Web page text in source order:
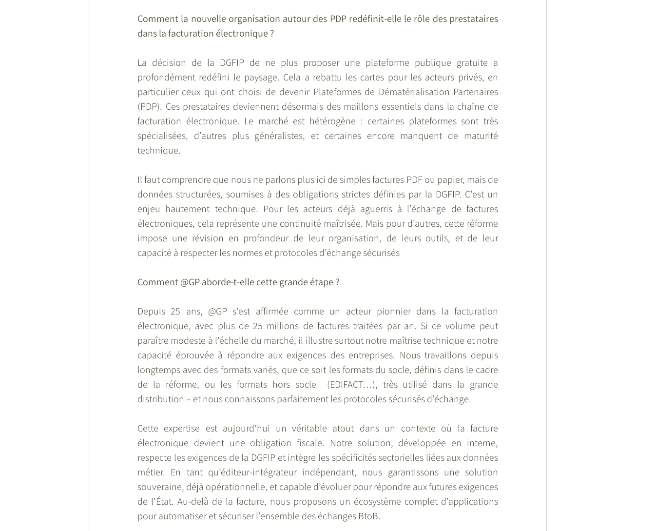
Comment la nouvelle organisation autour des PDP redéfinit-elle le rôle des prestataires
dans la facturation électronique ?
La décision de la DGFIP de ne plus proposer une plateforme publique gratuite a
profondément redéfini le paysage. Cela a rebattu les cartes pour les acteurs privés, en
particulier ceux qui ont choisi de devenir Plateformes de Dématérialisation Partenaires
(PDP). Ces prestataires deviennent désormais des maillons essentiels dans la chaîne de
facturation électronique. Le marché est hétérogène : certaines plateformes sont très
spécialisées, d’autres plus généralistes, et certaines encore manquent de maturité
technique.
Il faut comprendre que nous ne parlons plus ici de simples factures PDF ou papier, mais de
données structurées, soumises à des obligations strictes définies par la DGFIP. C’est un
enjeu hautement technique. Pour les acteurs déjà aguerris à l’échange de factures
électroniques, cela représente une continuité maîtrisée. Mais pour d’autres, cette réforme
impose une révision en profondeur de leur organisation, de leurs outils, et de leur
capacité à respecter les normes et protocoles d’échange sécurisés
Comment @GP aborde-t-elle cette grande étape ?
Depuis 25 ans, @GP s’est affirmée comme un acteur pionnier dans la facturation
électronique, avec plus de 25 millions de factures traitées par an. Si ce volume peut
paraître modeste à l’échelle du marché, il illustre surtout notre maîtrise technique et notre
capacité éprouvée à répondre aux exigences des entreprises. Nous travaillons depuis
longtemps avec des formats variés, que ce soit les formats du socle, définis dans le cadre
de la réforme, ou les formats hors socle  (EDIFACT…), très utilisé dans la grande
distribution – et nous connaissons parfaitement les protocoles sécurisés d’échange.
Cette expertise est aujourd’hui un véritable atout dans un contexte où la facture
électronique devient une obligation fiscale. Notre solution, développée en interne,
respecte les exigences de la DGFIP et intègre les spécificités sectorielles liées aux données
métier. En tant qu’éditeur-intégrateur indépendant, nous garantissons une solution
souveraine, déjà opérationnelle, et capable d’évoluer pour répondre aux futures exigences
de l’État. Au-delà de la facture, nous proposons un écosystème complet d’applications
pour automatiser et sécuriser l’ensemble des échanges BtoB.